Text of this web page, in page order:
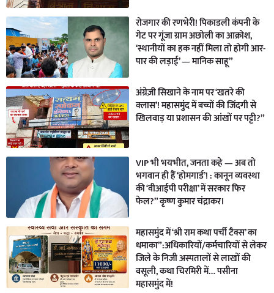
रोजगार की रणभेरी! पिकाडली कंपनी के
गेट पर गूंजा ग्राम अछोली का आक्रोश,
‘स्थानीयों का हक नहीं मिला तो होगी आर-
पार की लड़ाई’ — मानिक साहू”
अंग्रेज़ी सिखाने के नाम पर ‘खतरे की
क्लास’! महासमुंद में बच्चों की जिंदगी से
खिलवाड़ या प्रशासन की आंखों पर पट्टी?”
VIP भी भयभीत, जनता कहे — अब तो
भगवान ही हैं ‘होमगार्ड’! : कानून व्यवस्था
की ‘वीआईपी परीक्षा’ में सरकार फिर
फेल?” कृष्ण कुमार चंद्राकर।
महासमुंद में ‘श्री राम कथा पर्ची टैक्स’ का
धमाका”:अधिकारियों/कर्मचारियों से लेकर
जिले के निजी अस्पतालों से लाखों की
वसूली, कथा चिरमिरी में… पसीना
महासमुंद में!